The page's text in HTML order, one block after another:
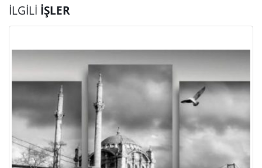
İLGILI İŞLER